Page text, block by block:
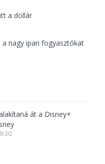
a dollár
nagy ipari fogyasztókat
át a Disney+